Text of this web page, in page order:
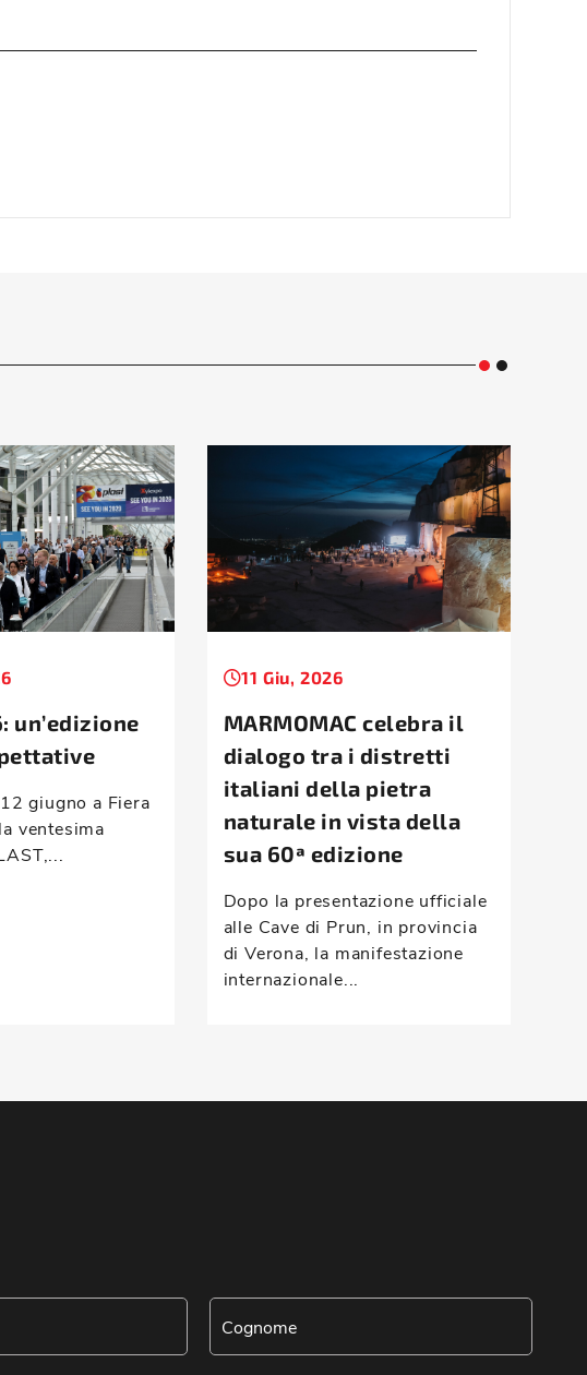
un’edizione
giugno a Fiera
ventesima
11 Giu, 2026
MARMOMAC celebra il
dialogo tra i distretti
italiani della pietra
naturale in vista della
sua 60ª edizione
Dopo la presentazione ufficiale
alle Cave di Prun, in provincia
di Verona, la manifestazione
internazionale...